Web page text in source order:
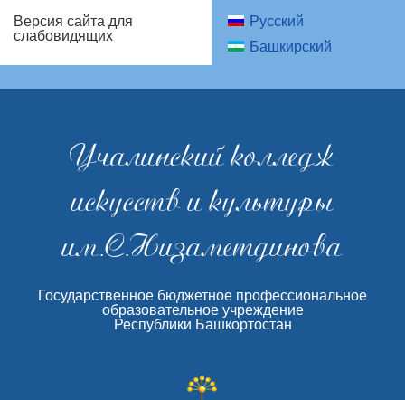
Версия сайта для
слабовидящих
Русский
Башкирский
Учалинский колледж
искусств и культуры
им.С.Низаметдинова
Государственное бюджетное профессиональное
образовательное учреждение
Республики Башкортостан